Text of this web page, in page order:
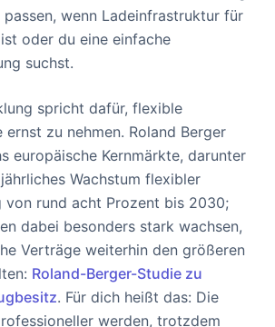
wenn Ladeinfrastruktur für
oder du eine einfache
suchst.
spricht dafür, flexible
ernst zu nehmen. Roland Berger
europäische Kernmärkte, darunter
Wachstum flexibler
von rund acht Prozent bis 2030;
dabei besonders stark wachsen,
Verträge weiterhin den größeren
Roland-Berger-Studie zu
. Für dich heißt das: Die
werden, trotzdem